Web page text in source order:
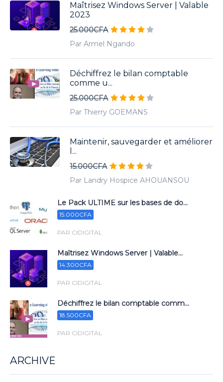
Maîtrisez Windows Server | Valable
2023
25.000CFA
Par Armel Ngando
Déchiffrez le bilan comptable
comme u...
25.000CFA
Par Thierry GOEMANS
Maintenir, sauvegarder et améliorer
l...
15.000CFA
Par Landry Hospice AHOUANSOU
Le Pack ULTIME sur les bases de do...
15.000CFA
PAR CIDIGITAL
Maîtrisez Windows Server | Valable...
14.300CFA
PAR CIDIGITAL
Déchiffrez le bilan comptable comm...
18.500CFA
PAR CIDIGITAL
ARCHIVE